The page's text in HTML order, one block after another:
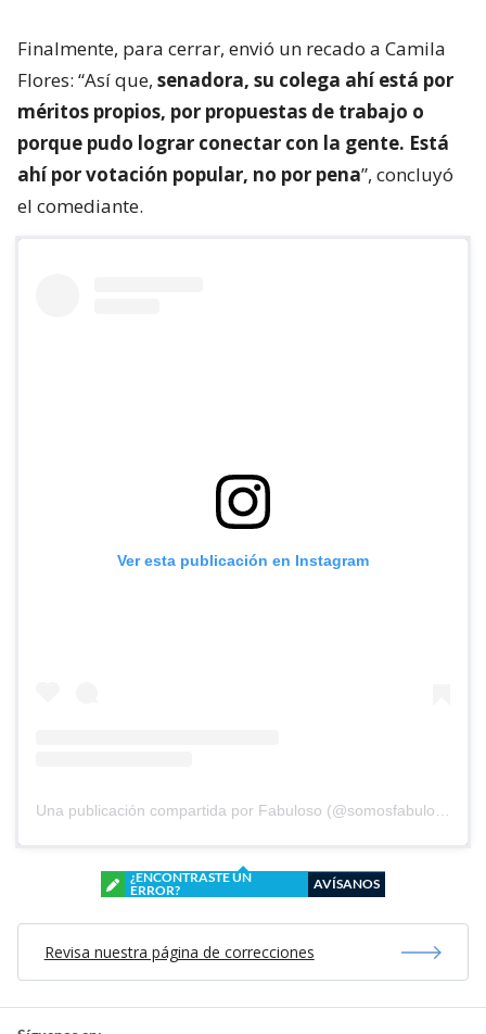
Finalmente, para cerrar, envió un recado a Camila
Flores: “Así que, senadora, su colega ahí está por
méritos propios, por propuestas de trabajo o
porque pudo lograr conectar con la gente. Está
ahí por votación popular, no por pena”, concluyó
el comediante.
Ver esta publicación en Instagram
Una publicación compartida por Fabuloso (@somosfabuloso)
¿ENCONTRASTE UN
ERROR?
AVÍSANOS
Revisa nuestra página de correcciones